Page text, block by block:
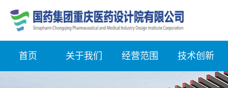
首页 关于我们 经营范围 技术创新